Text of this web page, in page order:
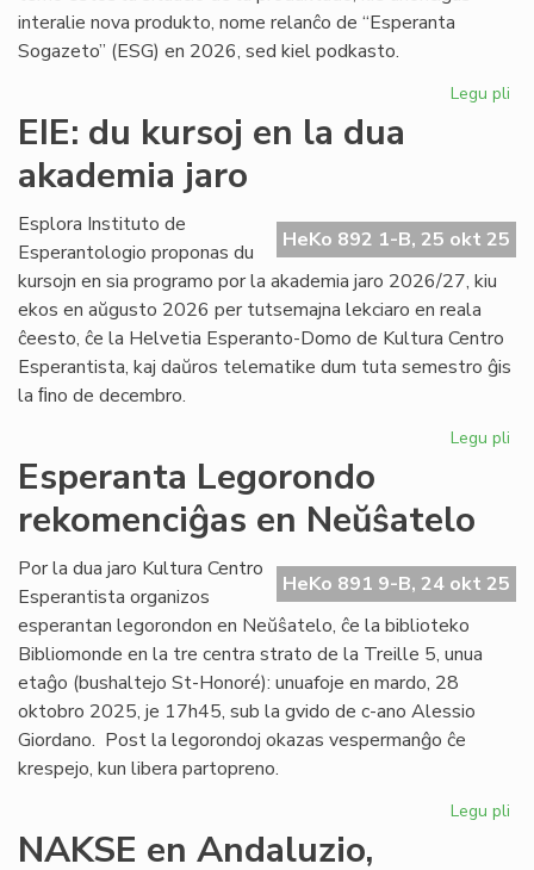
interalie nova produkto, nome relanĉo de “Esperanta
Sogazeto” (ESG) en 2026, sed kiel podkasto.
Legu pli
EIE: du kursoj en la dua
akademia jaro
HeKo 892 1-B, 25 okt 25
Esplora Instituto de
Esperantologio proponas du
kursojn en sia programo por la akademia jaro 2026/27, kiu
ekos en aŭgusto 2026 per tutsemajna lekciaro en reala
ĉeesto, ĉe la Helvetia Esperanto-Domo de Kultura Centro
Esperantista, kaj daŭros telematike dum tuta semestro ĝis
la ﬁno de decembro.
Legu pli
la
Esperanta Legorondo
rekomenciĝas en Neŭŝatelo
HeKo 891 9-B, 24 okt 25
Por la dua jaro Kultura Centro
Esperantista organizos
esperantan legorondon en Neŭŝatelo, ĉe la biblioteko
Bibliomonde en la tre centra strato de la Treille 5, unua
etaĝo (bushaltejo St-Honoré): unuafoje en mardo, 28
oktobro 2025, je 17h45, sub la gvido de c-ano Alessio
Giordano. Post la legorondoj okazas vespermanĝo ĉe
krespejo, kun libera partopreno.
Legu pli
NAKSE en Andaluzio,